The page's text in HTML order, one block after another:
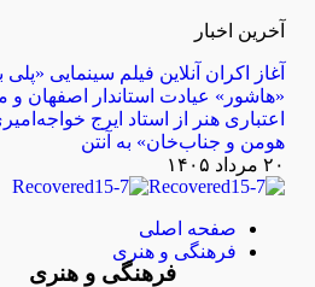
آخرین اخبار
آغاز اکران آنلاین فیلم سینمایی
«هاشور» عیادت استاندار اصفهان
اعتباری هنر از استاد ایرج
هومن و جناب‌خان» به آنتن
۲۰ مرداد ۱۴۰۵
صفحه اصلی
فرهنگی و هنری
فرهنگی و هنری